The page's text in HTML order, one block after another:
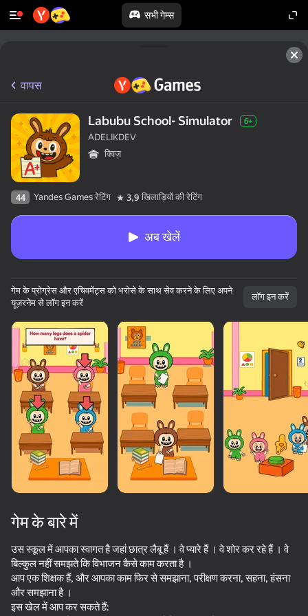
सभी गेम्स
लोड हो रहा है
वापस
Labubu School- Simulator 6+
ADELIKDEV
क्विज़
44 Yandes Games रेटिंग 3,9 खिलाड़ियों की रेटिंग
अब खेलें
गेम के प्रोग्रेस और एचिवमेंट्स को भरोसे के साथ सेव करने के लिए अपने
यूज़रनेम से लॉग इन करें
लॉग इन करें
गेम के बारे में
उस स्कूल में आपका स्वागत है जहां छात्र लैबू हैं । वे प्यारे हैं । वे शोर कर रहे हैं । वे
बिल्कुल नहीं समझते कि विभाजन कैसे काम करता है ।
आप एक शिक्षक हैं, और आपका काम फिर से समझाना, परीक्षण करना, सहना, हंसना
और समझाना है ।
इस खेल में आप कर सकते हैं: